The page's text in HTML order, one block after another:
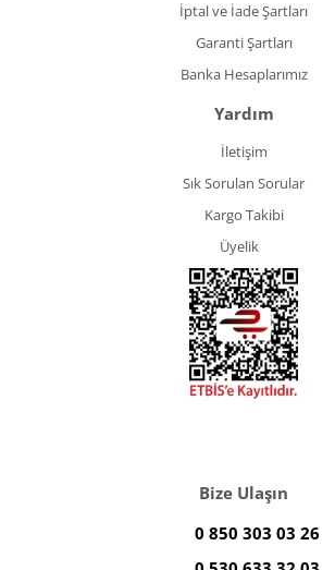
İptal ve İade Şartları
Garanti Şartları
Banka Hesaplarımız
Yardım
İletişim
Sık Sorulan Sorular
Kargo Takibi
Üyelik
Bize Ulaşın
0 850 303 03 26